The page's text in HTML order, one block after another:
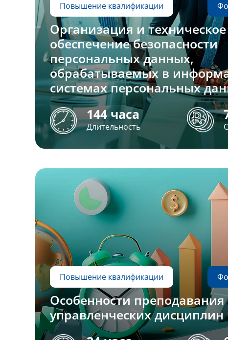
Повышение квалификации
Организация и техническое
обеспечение безопасности
персональных данных,
обрабатываемых в
системах персональных
144 часа
Длительность
Повышение квалификации
Особенности
управленческих дисциплин